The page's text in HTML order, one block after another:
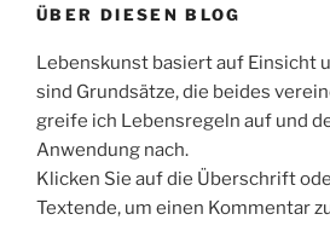
ÜBER DIESEN BLOG
Lebenskunst basiert auf Einsicht
sind Grundsätze, die beides
greife ich Lebensregeln auf und
Anwendung nach.
Klicken Sie auf die Überschrift
Textende, um einen Kommentar